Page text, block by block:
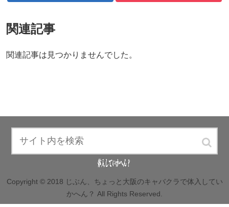
関連記事
関連記事は見つかりませんでした。
Copyright © 2018 じぶん、ちょっと大阪のキャバクラで体入してい
かへん？ All Rights Reserved.